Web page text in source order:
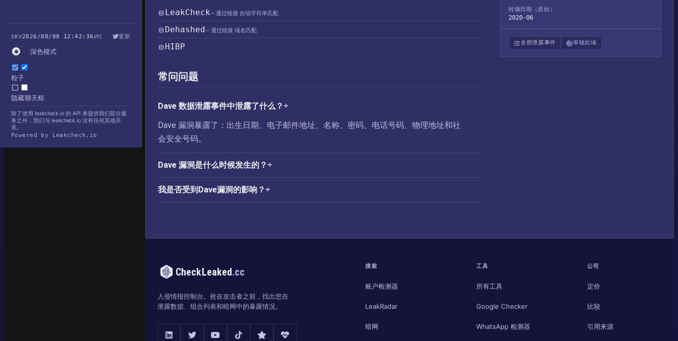
SRV2026/08/08 12:42:36UTC 更新
深色模式
粒子
隐藏聊天框
除了使用 leakcheck.io 的 API 来提供我们部分服
务之外，我们与 leakcheck.io 没有任何其他关
系。
Powered by Leakcheck.io
LeakCheck— 通过链接 自动字符串匹配
Dehashed— 通过链接 域名匹配
HIBP
常问问题
Dave 数据泄露事件中泄露了什么？
Dave 漏洞暴露了：出生日期、电子邮件地址、名称、密码、电话号码、物理地址和社
会安全号码。
Dave 漏洞是什么时候发生的？
我是否受到Dave漏洞的影响？
转储日期（原始）
2020-06
全部泄露事件 审核此域
CheckLeaked.cc
入侵情报控制台。抢在攻击者之前，找出您在
泄露数据、组合列表和暗网中的暴露情况。
搜索
账户检测器
LeakRadar
暗网
工具
所有工具
Google Checker
WhatsApp 检测器
公司
定价
比较
引用来源